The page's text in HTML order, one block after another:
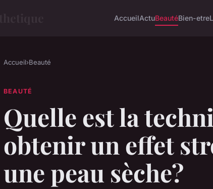
AccueilActuBeautéBien-etre
Accueil›Beauté
BEAUTÉ
Quelle est la
obtenir un effet
une peau sèche?